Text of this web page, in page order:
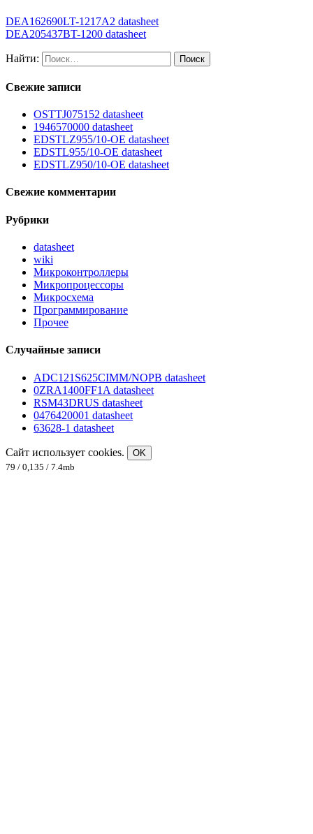
DEA162690LT-1217A2 datasheet
DEA205437BT-1200 datasheet
Найти:
Свежие записи
OSTTJ075152 datasheet
1946570000 datasheet
EDSTLZ955/10-OE datasheet
EDSTL955/10-OE datasheet
EDSTLZ950/10-OE datasheet
Свежие комментарии
Рубрики
datasheet
wiki
Микроконтроллеры
Микропроцессоры
Микросхема
Программирование
Прочее
Случайные записи
ADC121S625CIMM/NOPB datasheet
0ZRA1400FF1A datasheet
RSM43DRUS datasheet
0476420001 datasheet
63628-1 datasheet
Сайт использует cookies.
OK
79 / 0,135 / 7.4mb